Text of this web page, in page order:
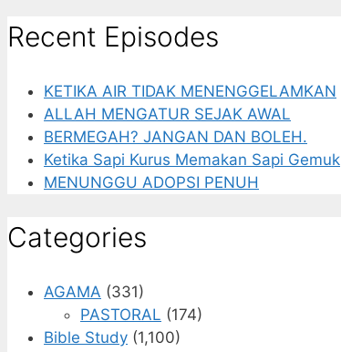
Recent Episodes
KETIKA AIR TIDAK MENENGGELAMKAN
ALLAH MENGATUR SEJAK AWAL
BERMEGAH? JANGAN DAN BOLEH.
Ketika Sapi Kurus Memakan Sapi Gemuk
MENUNGGU ADOPSI PENUH
Categories
AGAMA (331)
PASTORAL (174)
Bible Study (1,100)